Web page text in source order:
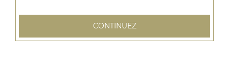
7.00€
CONTINUEZ